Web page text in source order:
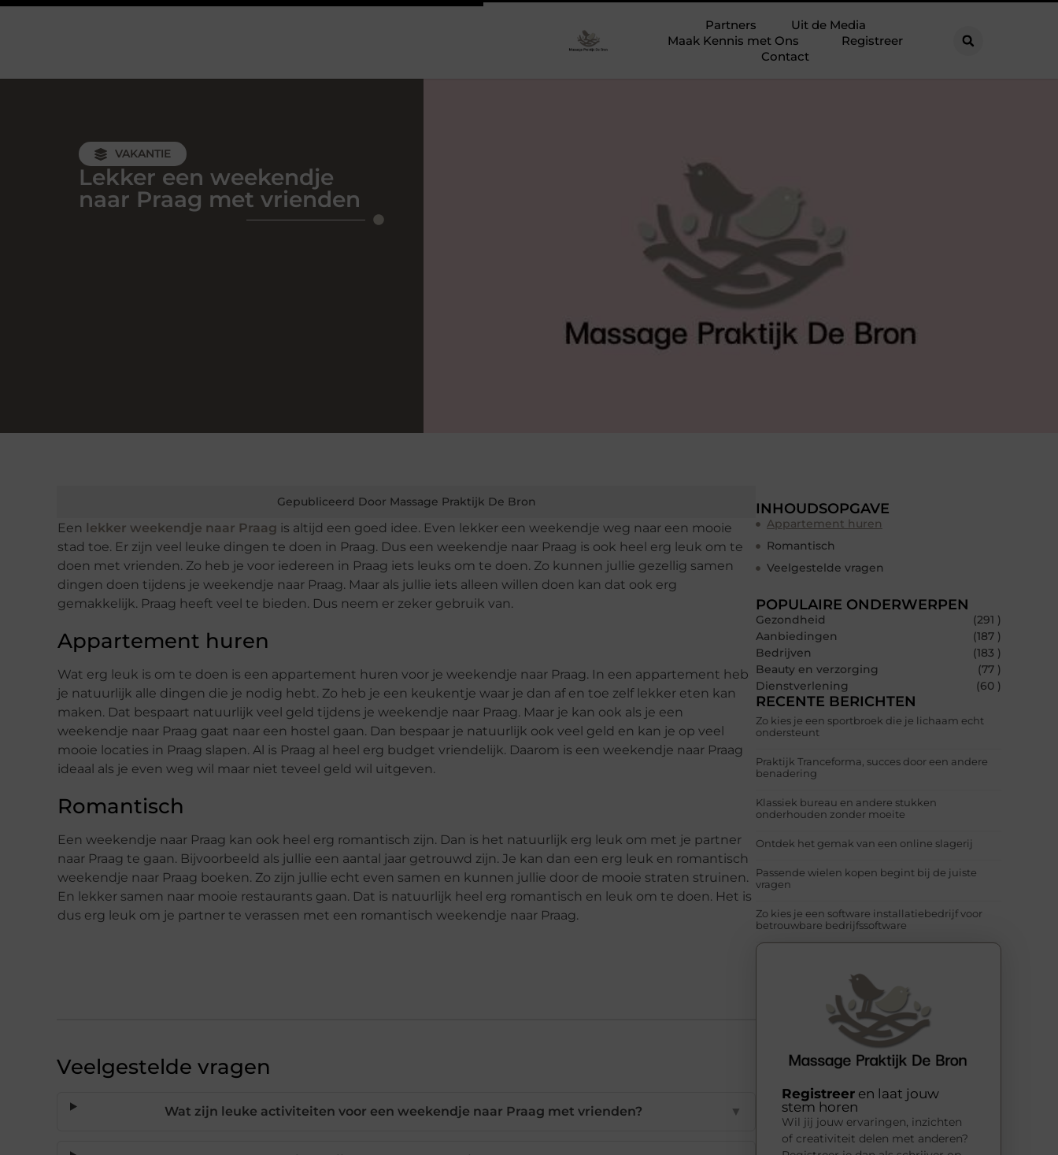
Partners
Uit de Media
Maak Kennis met Ons
Registreer
Contact
VAKANTIE
Lekker een weekendje
naar Praag met vrienden
Gepubliceerd Door Massage Praktijk De Bron
Een lekker weekendje naar Praag is altijd een goed idee. Even lekker een weekendje weg naar een mooie
stad toe. Er zijn veel leuke dingen te doen in Praag. Dus een weekendje naar Praag is ook heel erg leuk om te
doen met vrienden. Zo heb je voor iedereen in Praag iets leuks om te doen. Zo kunnen jullie gezellig samen
dingen doen tijdens je weekendje naar Praag. Maar als jullie iets alleen willen doen kan dat ook erg
gemakkelijk. Praag heeft veel te bieden. Dus neem er zeker gebruik van.
Appartement huren
Wat erg leuk is om te doen is een appartement huren voor je weekendje naar Praag. In een appartement heb
je natuurlijk alle dingen die je nodig hebt. Zo heb je een keukentje waar je dan af en toe zelf lekker eten kan
maken. Dat bespaart natuurlijk veel geld tijdens je weekendje naar Praag. Maar je kan ook als je een
weekendje naar Praag gaat naar een hostel gaan. Dan bespaar je natuurlijk ook veel geld en kan je op veel
mooie locaties in Praag slapen. Al is Praag al heel erg budget vriendelijk. Daarom is een weekendje naar Praag
ideaal als je even weg wil maar niet teveel geld wil uitgeven.
Romantisch
Een weekendje naar Praag kan ook heel erg romantisch zijn. Dan is het natuurlijk erg leuk om met je partner
naar Praag te gaan. Bijvoorbeeld als jullie een aantal jaar getrouwd zijn. Je kan dan een erg leuk en romantisch
weekendje naar Praag boeken. Zo zijn jullie echt even samen en kunnen jullie door de mooie straten struinen.
En lekker samen naar mooie restaurants gaan. Dat is natuurlijk heel erg romantisch en leuk om te doen. Het is
dus erg leuk om je partner te verassen met een romantisch weekendje naar Praag.
Veelgestelde vragen
Wat zijn leuke activiteiten voor een weekendje naar Praag met vrienden? ▼
INHOUDSOPGAVE
Appartement huren
Romantisch
Veelgestelde vragen
POPULAIRE ONDERWERPEN
Gezondheid
(291 )
Aanbiedingen
(187 )
Bedrijven
(183 )
Beauty en verzorging
(77 )
Dienstverlening
(60 )
RECENTE BERICHTEN
Zo kies je een sportbroek die je lichaam echt
ondersteunt
Praktijk Tranceforma, succes door een andere
benadering
Klassiek bureau en andere stukken
onderhouden zonder moeite
Ontdek het gemak van een online slagerij
Passende wielen kopen begint bij de juiste
vragen
Zo kies je een software installatiebedrijf voor
betrouwbare bedrijfssoftware
Registreer en laat jouw
stem horen
Wil jij jouw ervaringen, inzichten
of creativiteit delen met anderen?